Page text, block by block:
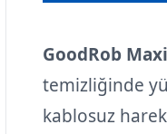
GoodRob Maxi
temizliğinde
kablosuz